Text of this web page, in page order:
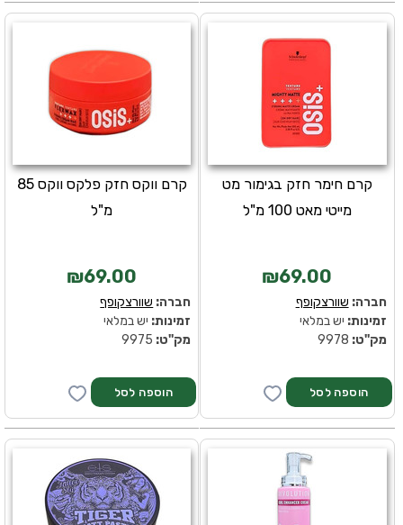
קרם ווקס חזק פלקס ווקס 85
מ"ל
₪69.00
חברה: שוורצקופף
זמינות: יש במלאי
מק''ט:
קרם חימר חזק בגימור מט
מייטי מאט 100 מ"ל
₪69.00
חברה: שוורצקופף
זמינות: יש במלאי
מק''ט: